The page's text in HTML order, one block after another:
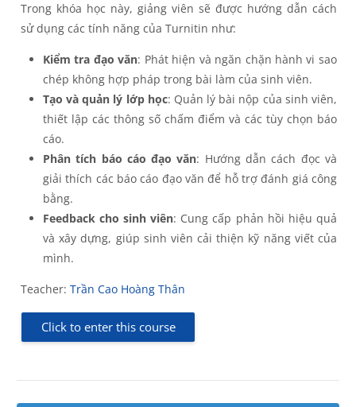
Trong khóa học này, giảng viên sẽ được hướng dẫn cách
sử dụng các tính năng của Turnitin như:
Kiểm tra đạo văn: Phát hiện và ngăn chặn hành vi sao
chép không hợp pháp trong bài làm của sinh viên.
Tạo và quản lý lớp học: Quản lý bài nộp của sinh viên,
thiết lập các thông số chấm điểm và các tùy chọn báo
cáo.
Phân tích báo cáo đạo văn: Hướng dẫn cách đọc và
giải thích các báo cáo đạo văn để hỗ trợ đánh giá công
bằng.
Feedback cho sinh viên: Cung cấp phản hồi hiệu quả
và xây dựng, giúp sinh viên cải thiện kỹ năng viết của
mình.
Teacher: Trần Cao Hoàng Thân
Click to enter this course